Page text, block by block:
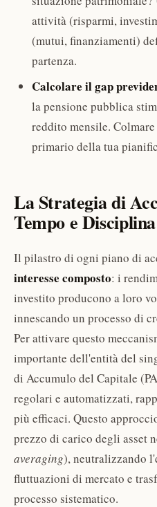
attività (risparmi,
(mutui, finanziamenti)
partenza.
Calcolare il gap
la pensione pubblica
reddito mensile.
primario della tua
La Strategia di
Tempo e Disciplina
Il pilastro di ogni piano di
interesse composto: i
investito producono a loro
innescando un processo di
Per attivare questo
importante dell'entità del
di Accumulo del Capitale
regolari e automatizzati,
più efficaci. Questo
prezzo di carico degli asset
averaging), neutralizzando
fluttuazioni di mercato e
processo sistematico.